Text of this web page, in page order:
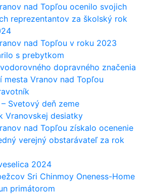
nad Topľou ocenilo svojich
reprezentantov za školský rok
nad Topľou v roku 2023
s prebytkom
dopravného značenia
mesta Vranov nad Topľou
Svetový deň zeme
Vranovskej desiatky
nad Topľou získalo ocenenie
verejný obstarávateľ za rok
2024
Sri Chinmoy Oneness-Home
primátorom